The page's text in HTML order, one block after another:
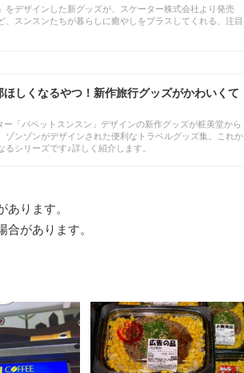
をデザインした新グッズが、スケーター株式会社より発売
スンスンたちが暮らしに癒やしをプラスしてくれる、注目
ほしくなるやつ！新作旅行グッズがかわいくて
「パペットスンスン」デザインの新作グッズが粧美堂から
ゾンゾンがデザインされた便利なトラベルグッズ集。これか
シリーズです♪詳しく紹介します。
ります。
があります。